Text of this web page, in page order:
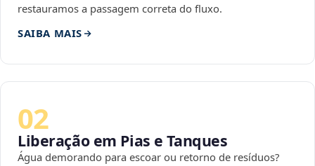
restauramos a passagem correta do fluxo.
SAIBA MAIS
02
Liberação em Pias e Tanques
Água demorando para escoar ou retorno de resíduos?